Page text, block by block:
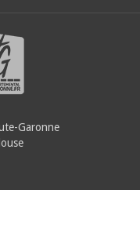
Garonne